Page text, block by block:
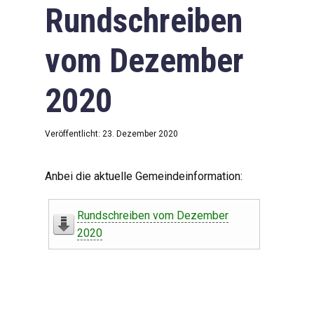
Rundschreiben
vom Dezember
2020
Veröffentlicht: 23. Dezember 2020
Anbei die aktuelle Gemeindeinformation:
Rundschreiben vom Dezember
2020